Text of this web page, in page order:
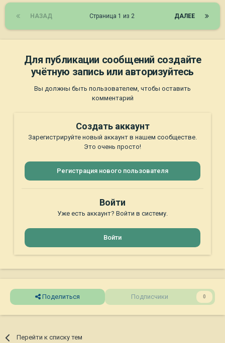
НАЗАД ДАЛЕЕ
Страница 1 из 2
Для публикации сообщений создайте
учётную запись или авторизуйтесь
Вы должны быть пользователем, чтобы оставить
комментарий
Создать аккаунт
Зарегистрируйте новый аккаунт в нашем сообществе.
Это очень просто!
Регистрация нового пользователя
Войти
Уже есть аккаунт? Войти в систему.
Войти
Поделиться Подписчики 0
Перейти к списку тем